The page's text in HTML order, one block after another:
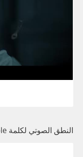
النطق الصوتي لكلمة Indomitable